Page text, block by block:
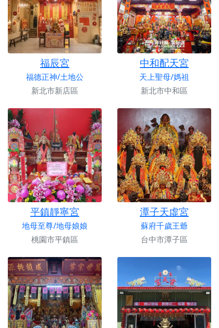
福辰宮
福德正神/土地公
新北市新店區
中和配天宮
天上聖母/媽祖
新北市中和區
平鎮靜寧宮
地母至尊/地母娘娘
桃園市平鎮區
潭子天虛宮
蘇府千歲王爺
台中市潭子區